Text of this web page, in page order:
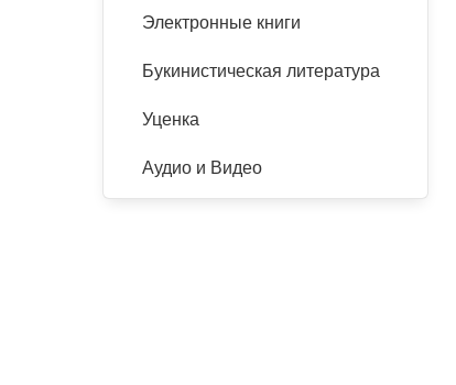
Электронные книги
Букинистическая литература
Уценка
Аудио и Видео